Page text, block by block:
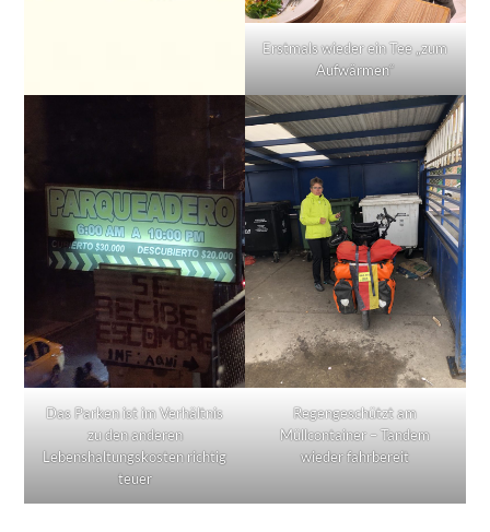
Erstmals wieder ein Tee „zum
Aufwärmen“
Das Parken ist im Verhältnis
zu den anderen
Lebenshaltungskosten richtig
teuer
Regengeschützt am
Müllcontainer – Tandem
wieder fahrbereit